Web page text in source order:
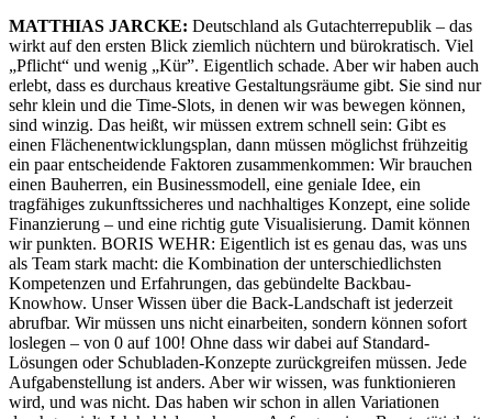
MATTHIAS JARCKE: Deutschland als Gutachterrepublik – das
wirkt auf den ersten Blick ziemlich nüchtern und bürokratisch. Viel
„Pflicht“ und wenig „Kür”. Eigentlich schade. Aber wir haben auch
erlebt, dass es durchaus kreative Gestaltungsräume gibt. Sie sind nur
sehr klein und die Time-Slots, in denen wir was bewegen können,
sind winzig. Das heißt, wir müssen extrem schnell sein: Gibt es
einen Flächenentwicklungsplan, dann müssen möglichst frühzeitig
ein paar entscheidende Faktoren zusammenkommen: Wir brauchen
einen Bauherren, ein Businessmodell, eine geniale Idee, ein
tragfähiges zukunftssicheres und nachhaltiges Konzept, eine solide
Finanzierung – und eine richtig gute Visualisierung. Damit können
wir punkten. BORIS WEHR: Eigentlich ist es genau das, was uns
als Team stark macht: die Kombination der unterschiedlichsten
Kompetenzen und Erfahrungen, das gebündelte Backbau-
Knowhow. Unser Wissen über die Back-Landschaft ist jederzeit
abrufbar. Wir müssen uns nicht einarbeiten, sondern können sofort
loslegen – von 0 auf 100! Ohne dass wir dabei auf Standard-
Lösungen oder Schubladen-Konzepte zurückgreifen müssen. Jede
Aufgabenstellung ist anders. Aber wir wissen, was funktionieren
wird, und was nicht. Das haben wir schon in allen Variationen